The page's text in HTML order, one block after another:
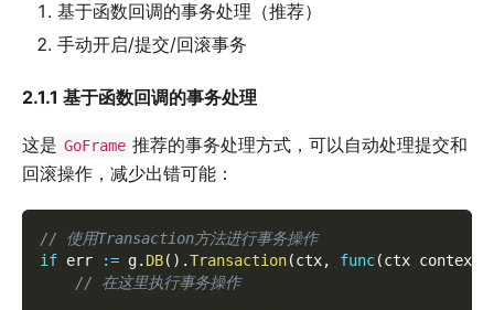
基于函数回调的事务处理（推荐）
手动开启/提交/回滚事务
2.1.1 基于函数回调的事务处理
这是 GoFrame 推荐的事务处理方式，可以自动处理提交和
回滚操作，减少出错可能：
// 使用Transaction方法进行事务操作
if err := g. DB( ) .Transaction(ctx, func(ctx context
// 在这里执行事务操作